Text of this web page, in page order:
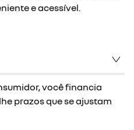
e acessível.
você financia
prazos que se ajustam